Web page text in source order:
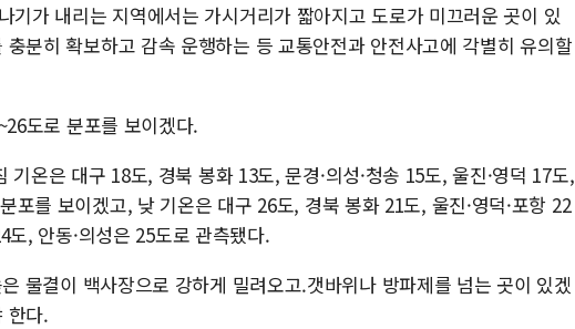
기가 내리는 지역에서는 가시거리가 짧아지고 도로가 미끄러운 곳이 있
분히 확보하고 감속 운행하는 등 교통안전과 안전사고에 각별히 유의할
도로 분포를 보이겠다.
기온은 대구 18도, 경북 봉화 13도, 문경·의성·청송 15도, 울진·영덕 17도,
포를 보이겠고, 낮 기온은 대구 26도, 경북 봉화 21도, 울진·영덕·포항 22
도, 안동·의성은 25도로 관측됐다.
물결이 백사장으로 강하게 밀려오고.갯바위나 방파제를 넘는 곳이 있겠
한다.